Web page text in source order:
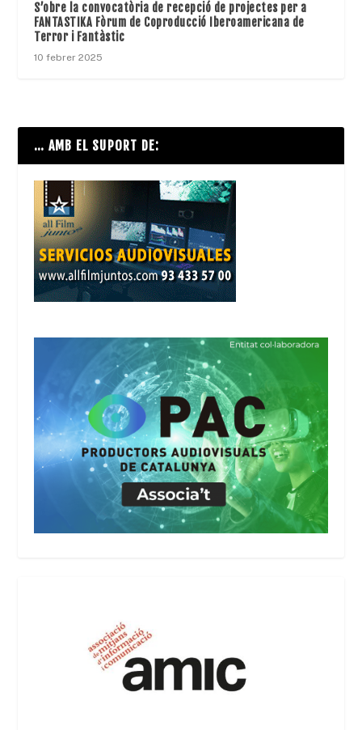
S’obre la convocatòria de recepció de projectes per a
FANTASTIKA Fòrum de Coproducció Iberoamericana de
Terror i Fantàstic
10 febrer 2025
… AMB EL SUPORT DE: